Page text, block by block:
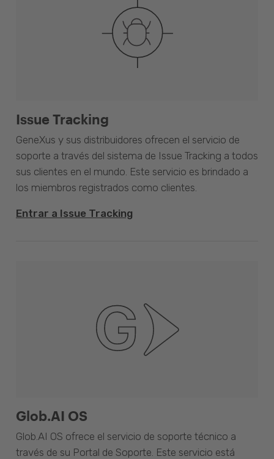
Issue Tracking
GeneXus y sus distribuidores ofrecen el servicio de
soporte a través del sistema de Issue Tracking a todos
sus clientes en el mundo. Este servicio es brindado a
los miembros registrados como clientes.
Entrar a Issue Tracking
Glob.AI OS
Glob.AI OS ofrece el servicio de soporte técnico a
través de su Portal de Soporte. Este servicio está